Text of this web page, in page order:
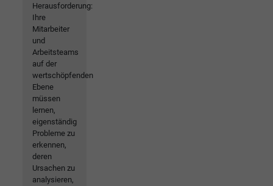
Herausforderung:
Ihre
Mitarbeiter
und
Arbeitsteams
auf der
wertschöpfenden
Ebene
müssen
lernen,
eigenständig
Probleme zu
erkennen,
deren
Ursachen zu
analysieren,